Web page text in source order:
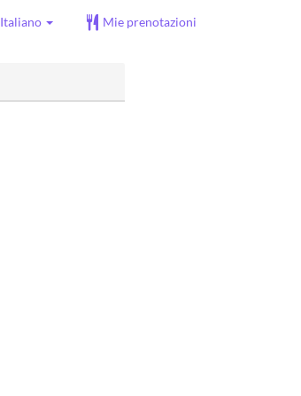
Italiano Mie prenotazioni